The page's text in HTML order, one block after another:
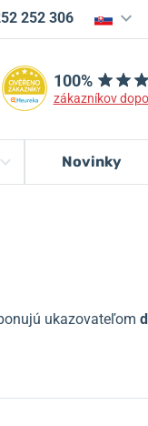
252 306
100%
zákazníkov
Novinky
ukazovateľom